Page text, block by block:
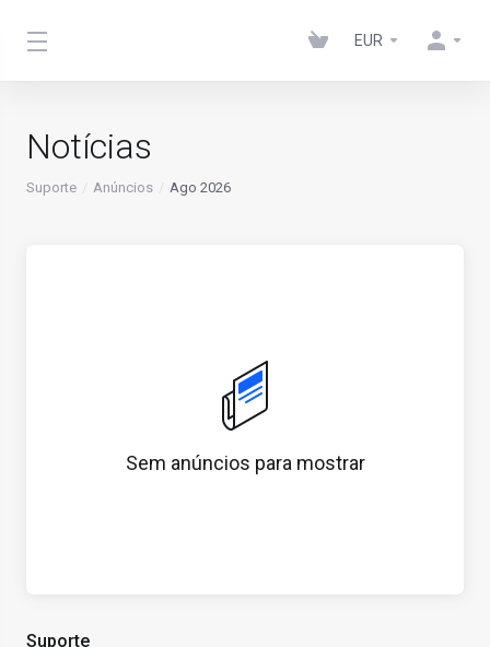
EUR
Notícias
Suporte Anúncios Ago 2026
Suporte
Sem anúncios para mostrar